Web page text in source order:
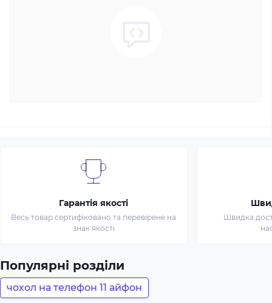
Гарантія якості
Весь товар сертифіковано та перевірене на
знак якості
Швидка
Популярні розділи
чохол на телефон 11 айфон